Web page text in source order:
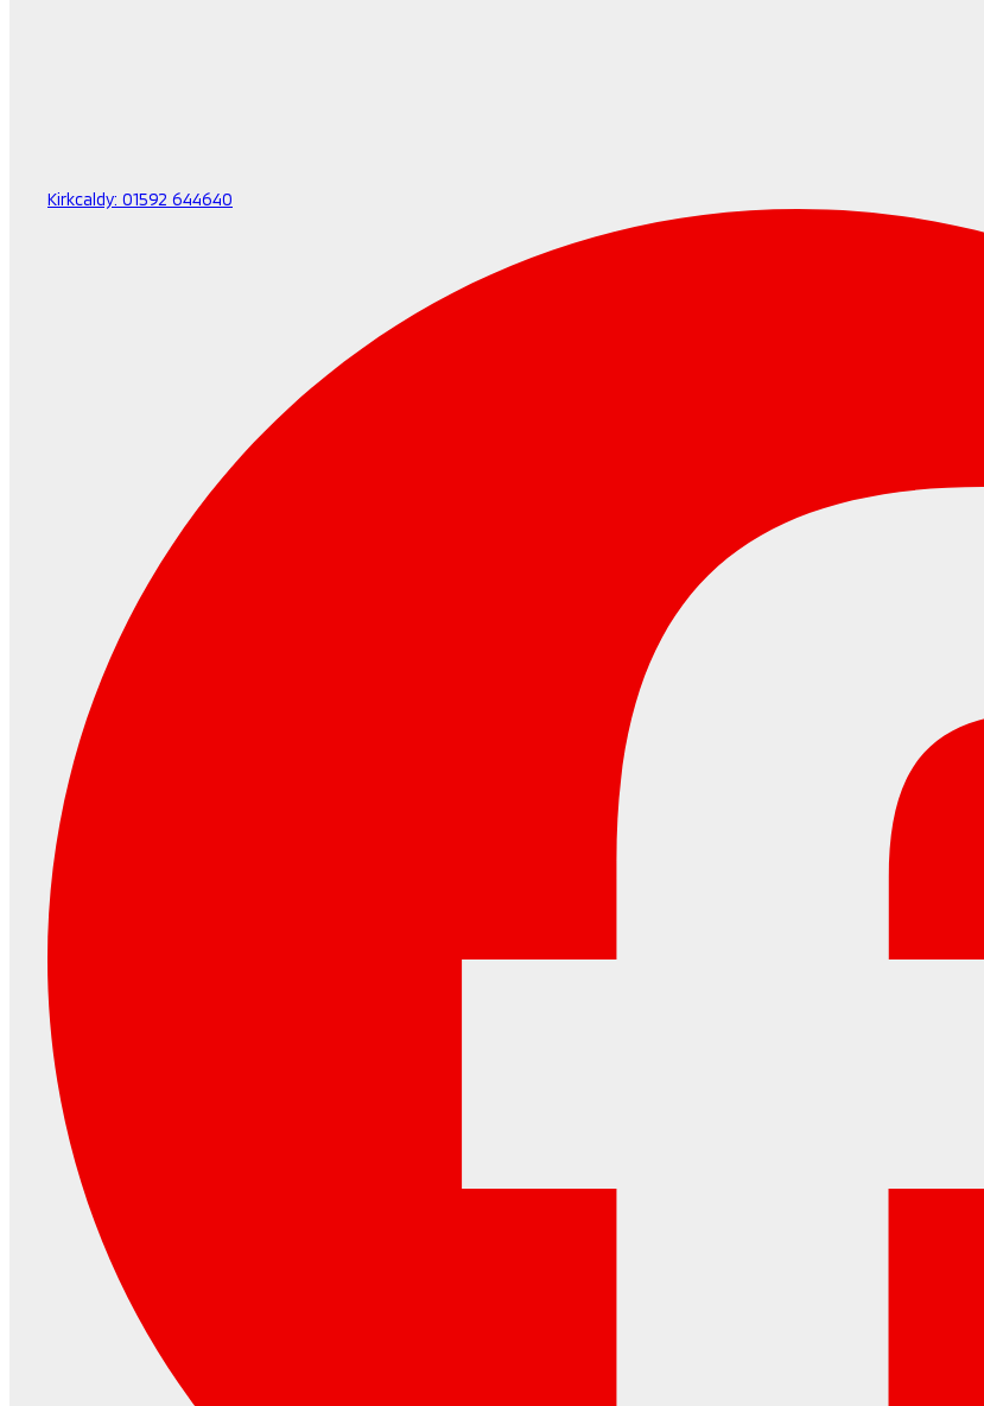
Kirkcaldy: 01592 644640